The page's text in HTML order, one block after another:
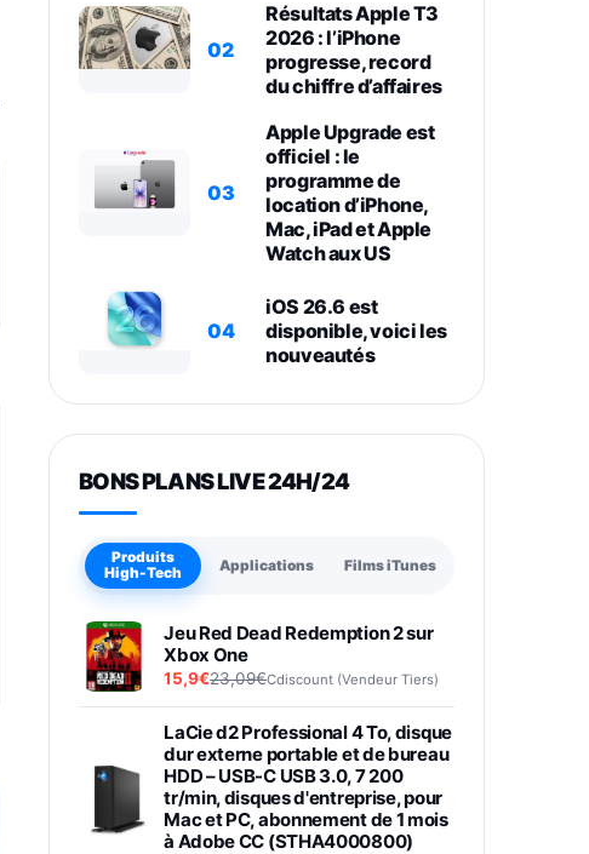
02
Résultats Apple T3
2026 : l’iPhone
progresse, record
du chiffre d’affaires
03
Apple Upgrade est
officiel : le
programme de
location d’iPhone,
Mac, iPad et Apple
Watch aux US
04
iOS 26.6 est
disponible, voici les
nouveautés
BONS PLANS LIVE 24H/24
Produits
High-Tech
Applications Films iTunes
Jeu Red Dead Redemption 2 sur
Xbox One
15,9€23,09€Cdiscount (Vendeur Tiers)
LaCie d2 Professional 4 To, disque
dur externe portable et de bureau
HDD – USB-C USB 3.0, 7 200
tr/min, disques d'entreprise, pour
Mac et PC, abonnement de 1 mois
à Adobe CC (STHA4000800)